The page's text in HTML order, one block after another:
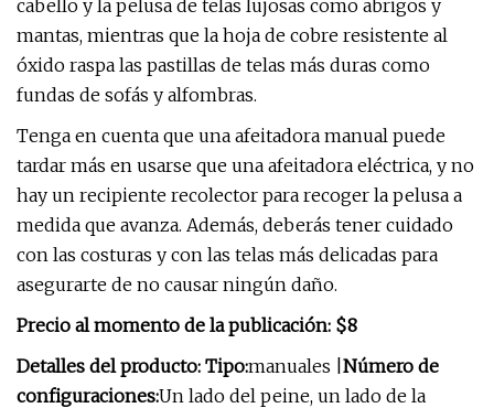
cabello y la pelusa de telas lujosas como abrigos y
mantas, mientras que la hoja de cobre resistente al
óxido raspa las pastillas de telas más duras como
fundas de sofás y alfombras.
Tenga en cuenta que una afeitadora manual puede
tardar más en usarse que una afeitadora eléctrica, y no
hay un recipiente recolector para recoger la pelusa a
medida que avanza. Además, deberás tener cuidado
con las costuras y con las telas más delicadas para
asegurarte de no causar ningún daño.
Precio al momento de la publicación: $8
Detalles del producto: Tipo:manuales | Número de
configuraciones:Un lado del peine, un lado de la